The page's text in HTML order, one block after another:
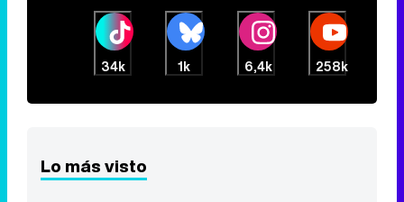
34k 1k 6,4k 258k
Lo más visto